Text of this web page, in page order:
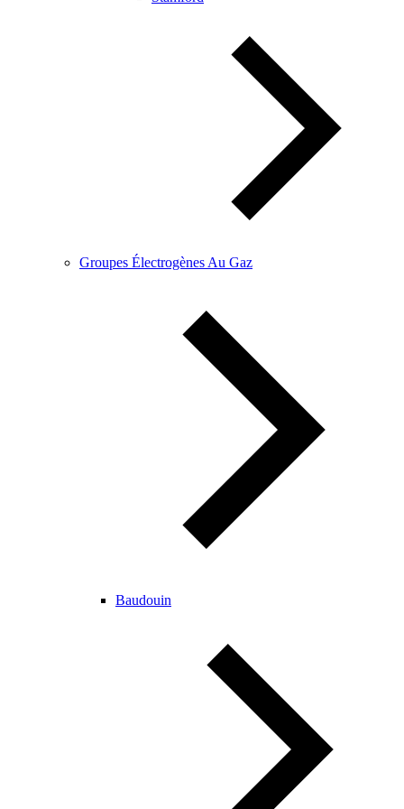
Groupes Électrogènes Au Gaz
Baudouin